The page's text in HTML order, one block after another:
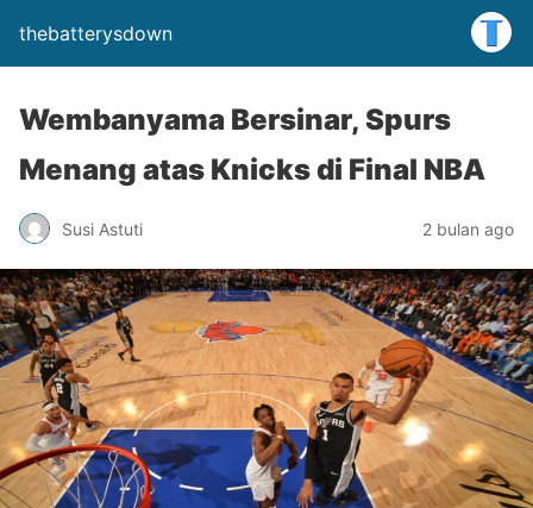
thebatterysdown
Wembanyama Bersinar, Spurs
Menang atas Knicks di Final NBA
Susi Astuti 2 bulan ago